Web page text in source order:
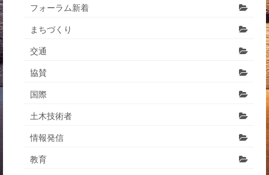
フォーラム新着
まちづくり
交通
協賛
国際
土木技術者
情報発信
教育